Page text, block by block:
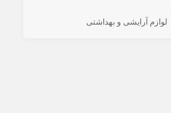
لوازم آرایشی و بهداشتی